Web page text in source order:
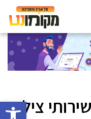
פתח
צילום